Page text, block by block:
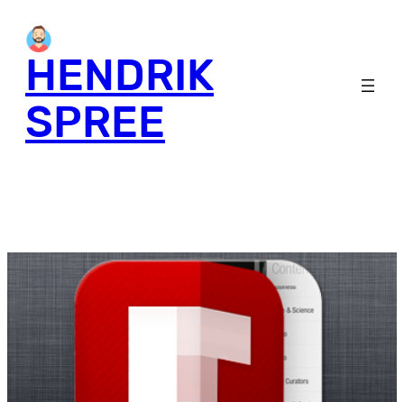
HENDRIK
SPREE